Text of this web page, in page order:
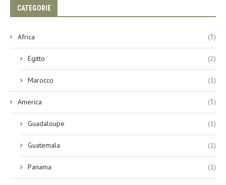
CATEGORIE
Africa (3)
Egitto (2)
Marocco (1)
America (3)
Guadaloupe (1)
Guatemala (1)
Panama (1)